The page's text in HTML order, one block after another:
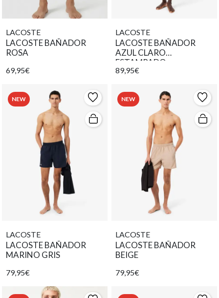
LACOSTE
LACOSTE BAÑADOR
ROSA
69,95€
LACOSTE
LACOSTE BAÑADOR
AZUL CLARO
ESTAMPADO
89,95€
NEW
LACOSTE
LACOSTE BAÑADOR
MARINO GRIS
79,95€
NEW
LACOSTE
LACOSTE BAÑADOR
BEIGE
79,95€